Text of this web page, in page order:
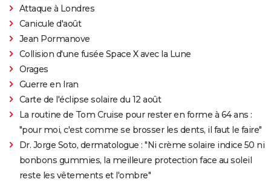
Attaque à Londres
Canicule d'août
Jean Pormanove
Collision d'une fusée Space X avec la Lune
Orages
Guerre en Iran
Carte de l'éclipse solaire du 12 août
La routine de Tom Cruise pour rester en forme à 64 ans :
"pour moi, c'est comme se brosser les dents, il faut le faire"
Dr. Jorge Soto, dermatologue : "Ni crème solaire indice 50 ni
bonbons gummies, la meilleure protection face au soleil
reste les vêtements et l'ombre"